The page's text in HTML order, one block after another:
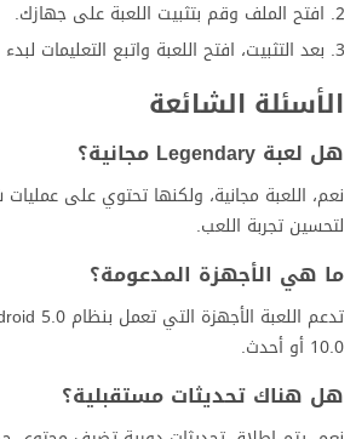
افتح الملف وقم بتثبيت اللعبة على جهازك.
بعد التثبيت، افتح اللعبة واتبع التعليمات
الأسئلة الشائعة
هل لعبة Legendary مجانية؟
نعم، اللعبة مجانية، ولكنها تحتوي على
لتحسين تجربة اللعب.
ما هي الأجهزة المدعومة؟
10.0 أو أحدث.
هل هناك تحديثات مستقبلية؟